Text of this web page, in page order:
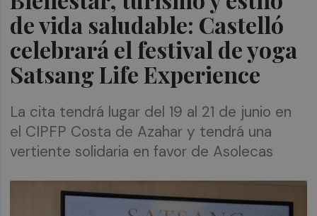
de vida saludable: Castelló
celebrará el festival de yoga
Satsang Life Experience
La cita tendrá lugar del 19 al 21 de junio en
el CIPFP Costa de Azahar y tendrá una
vertiente solidaria en favor de Asolecas